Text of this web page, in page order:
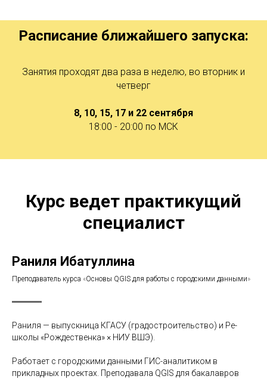
Расписание ближайшего запуска:
Занятия проходят два раза в неделю, во вторник и
четверг
8, 10, 15, 17 и 22 сентября
18:00 - 20:00 по МСК
Курс ведет практикущий
специалист
Раниля Ибатуллина
Преподаватель курса «Основы QGIS для работы с городскими данными»
Раниля — выпускница КГАСУ (градостроительство) и Ре-
школы «Рождественка» × НИУ ВШЭ).
Работает с городскими данными ГИС-аналитиком в
прикладных проектах. Преподавала QGIS для бакалавров